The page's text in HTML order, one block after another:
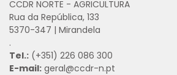
CCDR NORTE - AGRICULTURA
Rua da República, 133
5370-347 | Mirandela
.
Tel.: (+351) 226 086 300
E-mail: geral@ccdr-n.pt